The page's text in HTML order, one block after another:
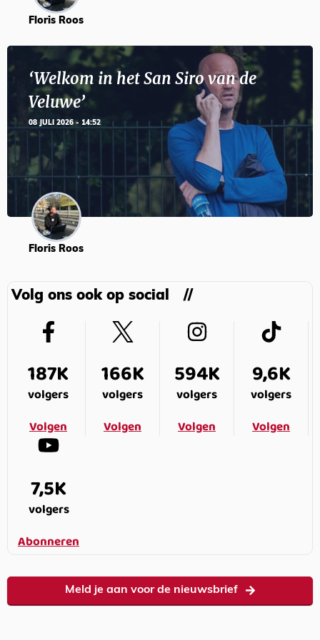
Floris Roos
‘Welkom in het San Siro van de
Veluwe’
08 JULI 2026 - 14:52
Floris Roos
Volg ons ook op social
187K
volgers
Volgen
166K
volgers
Volgen
594K
volgers
Volgen
9,6K
volgers
Volgen
7,5K
volgers
Abonneren
Meld je aan voor de nieuwsbrief